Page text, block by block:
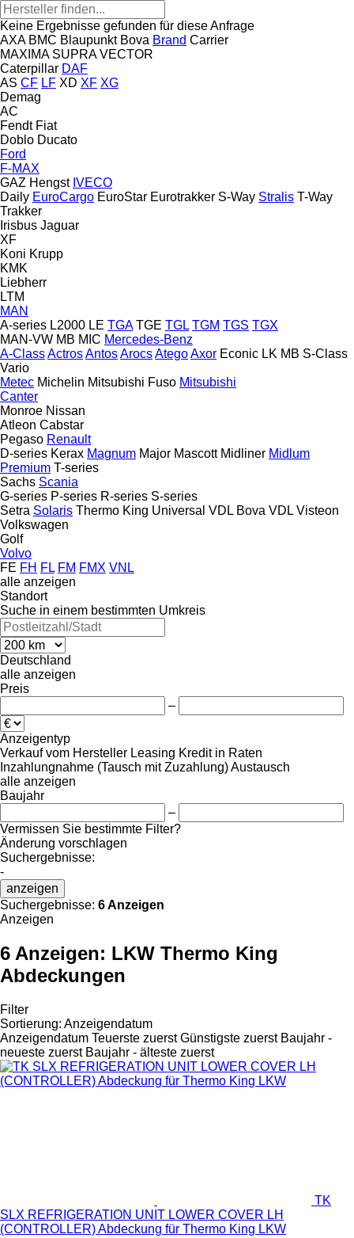
Keine Ergebnisse gefunden für diese Anfrage
AXA BMC Blaupunkt Bova Brand Carrier
MAXIMA SUPRA VECTOR
Caterpillar DAF
AS CF LF XD XF XG
Demag
AC
Fendt Fiat
Doblo Ducato
Ford
F-MAX
GAZ Hengst IVECO
Daily EuroCargo EuroStar Eurotrakker S-Way Stralis T-Way
Trakker
Irisbus Jaguar
XF
Koni Krupp
KMK
Liebherr
LTM
MAN
A-series L2000 LE TGA TGE TGL TGM TGS TGX
MAN-VW MB MIC Mercedes-Benz
A-ClassActrosAntosArocsAtegoAxor Econic LK MB S-Class
Vario
Metec Michelin Mitsubishi Fuso Mitsubishi
Canter
Monroe Nissan
Atleon Cabstar
Pegaso Renault
D-series Kerax Magnum Major Mascott Midliner Midlum
Premium T-series
Sachs Scania
G-series P-series R-series S-series
Setra Solaris Thermo King Universal VDL Bova VDL Visteon
Volkswagen
Golf
Volvo
FE FH FL FM FMX VNL
alle anzeigen
Standort
Suche in einem bestimmten Umkreis
Deutschland
alle anzeigen
Preis
–
Anzeigentyp
Verkauf vom Hersteller Leasing Kredit in Raten
Inzahlungnahme (Tausch mit Zuzahlung)Austausch
alle anzeigen
Baujahr
–
Vermissen Sie bestimmte Filter?
Änderung vorschlagen
Suchergebnisse:
-
anzeigen
Suchergebnisse: 6 Anzeigen
Anzeigen
6 Anzeigen: LKW Thermo King
Abdeckungen
Filter
Sortierung: Anzeigendatum
Anzeigendatum Teuerste zuerst Günstigste zuerst Baujahr -
neueste zuerst Baujahr - älteste zuerst
TK
SLX REFRIGERATION UNIT LOWER COVER LH
(CONTROLLER) Abdeckung für Thermo King LKW